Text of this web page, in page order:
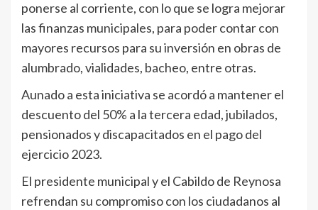
ponerse al corriente, con lo que se logra mejorar
las finanzas municipales, para poder contar con
mayores recursos para su inversión en obras de
alumbrado, vialidades, bacheo, entre otras.
Aunado a esta iniciativa se acordó a mantener el
descuento del 50% a la tercera edad, jubilados,
pensionados y discapacitados en el pago del
ejercicio 2023.
El presidente municipal y el Cabildo de Reynosa
refrendan su compromiso con los ciudadanos al